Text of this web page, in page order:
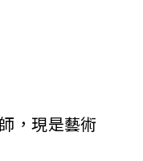
，現是藝術